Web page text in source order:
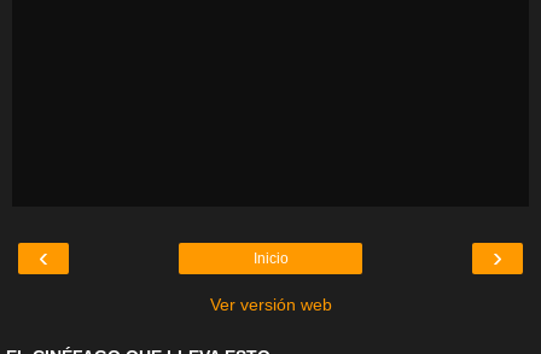
‹ ›
Inicio
Ver versión web